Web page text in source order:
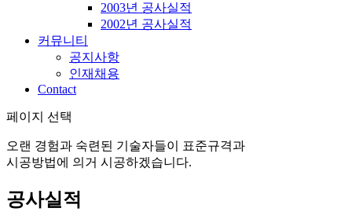
2003년 공사실적
2002년 공사실적
커뮤니티
공지사항
인재채용
Contact
페이지 선택
오랜 경험과 숙련된 기술자들이 표준규격과
시공방법에 의거 시공하겠습니다.
공사실적